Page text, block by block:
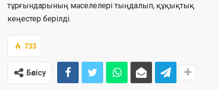
тұрғындарының мәселелері тыңдалып, құқықтық
кеңестер берілді.
733
Бөлісу